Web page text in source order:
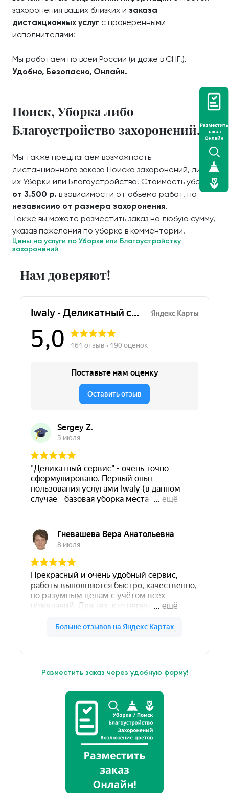
захоронения ваших близких и заказа
дистанционных услуг с проверенными
исполнителями:
Мы работаем по всей России (и даже в СНГ!).
Удобно, Безопасно, Онлайн.
Поиск, Уборка либо
Благоустройство захоронений.
Мы также предлагаем возможность
дистанционного заказа Поиска захоронений, либо
их Уборки или Благоустройства. Стоимость уборки
от 3.500 р. в зависимости от объёма работ, но
независимо от размера захоронения.
Также вы можете разместить заказ на любую сумму,
указав пожелания по уборке в комментарии.
Цены на услуги по Уборке или Благоустройству
захоронений
Нам доверяют!
Разместить заказ через удобную форму!